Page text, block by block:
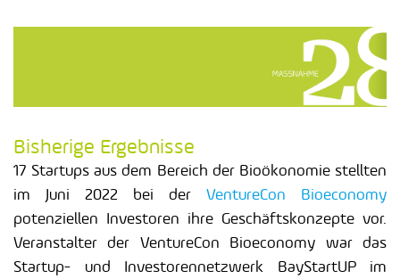
Bisherige Ergebnisse
17 Startups aus dem Bereich der Bioökonomie stellten
im Juni 2022 bei der VentureCon Bioeconomy
potenziellen Investoren ihre Geschäftskonzepte vor.
Veranstalter der VentureCon Bioeconomy war das
Startup- und Investorennetzwerk BayStartUP im